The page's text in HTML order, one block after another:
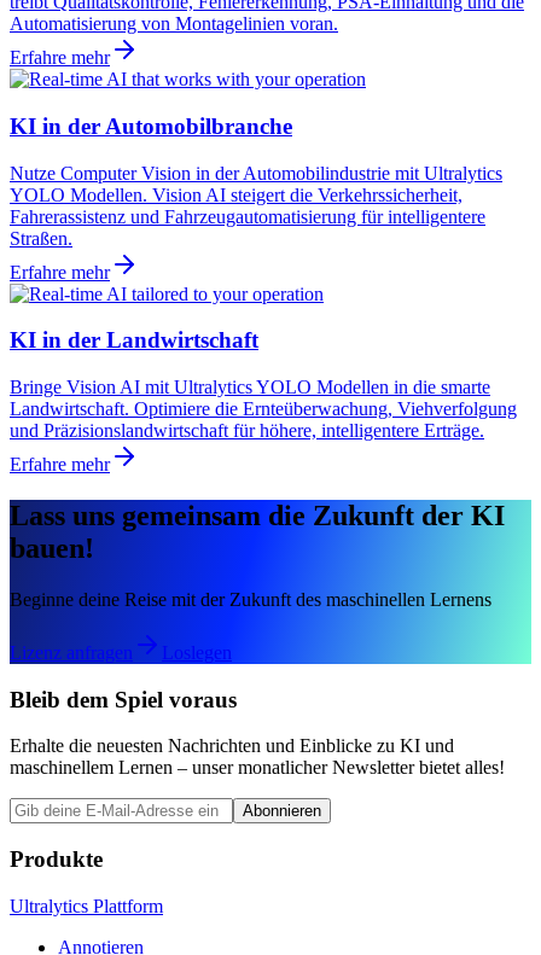
Automatisierung von Montagelinien voran.
Erfahre mehr
KI in der Automobilbranche
Nutze Computer Vision in der Automobilindustrie mit Ultralytics
YOLO Modellen. Vision AI steigert die Verkehrssicherheit,
Fahrerassistenz und Fahrzeugautomatisierung für intelligentere
Straßen.
Erfahre mehr
KI in der Landwirtschaft
Bringe Vision AI mit Ultralytics YOLO Modellen in die smarte
Landwirtschaft. Optimiere die Ernteüberwachung, Viehverfolgung
und Präzisionslandwirtschaft für höhere, intelligentere Erträge.
Erfahre mehr
Lass uns gemeinsam die Zukunft der KI
bauen!
Beginne deine Reise mit der Zukunft des maschinellen Lernens
Lizenz anfragen Loslegen
Bleib dem Spiel voraus
Erhalte die neuesten Nachrichten und Einblicke zu KI und
maschinellem Lernen – unser monatlicher Newsletter bietet alles!
Abonnieren
Produkte
Ultralytics Plattform
Annotieren